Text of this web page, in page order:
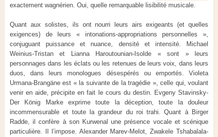
exactement wagnérien. Oui, quelle remarquable lisibilité musicale.
Quant aux solistes, ils ont nourri leurs airs exigeants (et quelles
exigences) de leurs « intonations-appropriations personnelles »,
conjuguant puissance et nuance, densité et intensité. Michael
Weinius-Tristan et Lianna Haroutounian-Isolde « sont » leurs
personnages dans les éclats ou les retenues de leurs voix, dans leurs
duos, dans leurs monologues désespérés ou emportés. Violeta
Urmana-Brangäne est « la suivante de la tragédie », celle qui, voulant
venir en aide, précipite en fait le cours du destin. Evgeny Stavinsky-
Der König Marke exprime toute la déception, toute la douleur
incommensurable et toute la grandeur du roi trahi. Quant à Birger
Radde, il confère à son Kurwenal une présence vocale et scénique
particulière. Il l’impose. Alexander Marev-Melot, Zwakele Tshabalala-